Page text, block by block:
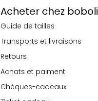
Acheter chez boboli
Guide de tailles
Transports et livraisons
Retours
Achats et paiment
Chèques-cadeaux